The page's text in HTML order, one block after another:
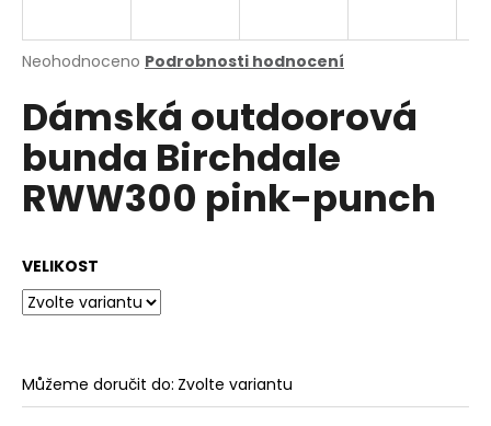
Průměrné
produktu
je
0,0
5
hvězdiček.
Neohodnoceno Podrobnosti hodnocení
Dámská outdoorová
bunda Birchdale
RWW300 pink-punch
VELIKOST
Můžeme doručit do: Zvolte variantu
j
t
?
o
p